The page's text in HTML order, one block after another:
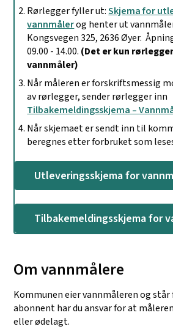
Rørlegger fyller ut:Skjema for
vannmålerog henter ut
Kongsvegen 325, 2636 Øyer.
09.00 - 14.00. (Det er kun
vannmåler)
Når måleren er forskriftsmessig
av rørlegger, sender rørlegger inn
Tilbakemeldingsskjema –
Når skjemaet er sendt inn til
beregnes etter forbruket som
Utleveringsskjema for
Tilbakemeldingsskjema for
Om vannmålere
Kommunen eier vannmåleren og
abonnent har du ansvar for at
eller ødelagt.